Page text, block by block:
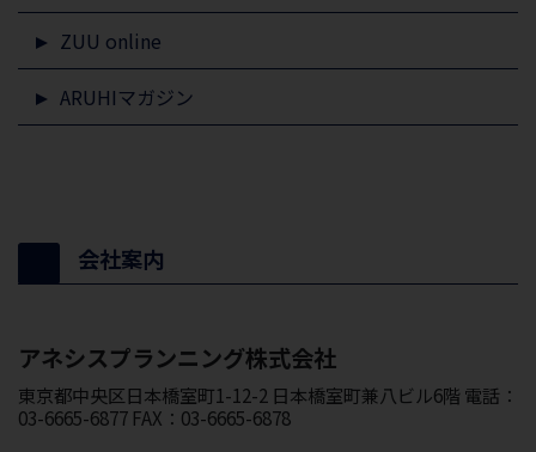
ZUU online
ARUHIマガジン
会社案内
アネシスプランニング株式会社
東京都中央区日本橋室町1-12-2 日本橋室町兼八ビル6階 電話：
03-6665-6877 FAX：03-6665-6878